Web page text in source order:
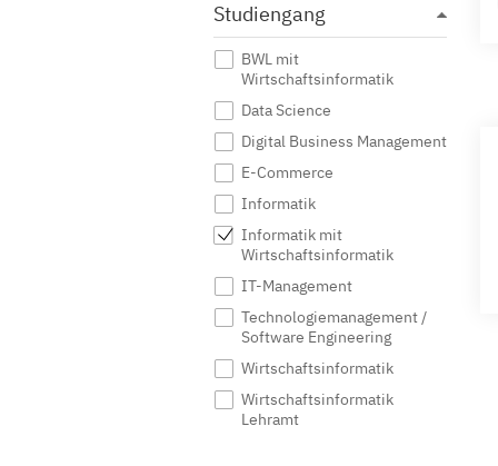
Studiengang
BWL mit
Wirtschaftsinformatik
Data Science
Digital Business Management
E-Commerce
Informatik
Informatik mit
Wirtschaftsinformatik
IT-Management
Technologiemanagement /
Software Engineering
Wirtschaftsinformatik
Wirtschaftsinformatik
Lehramt